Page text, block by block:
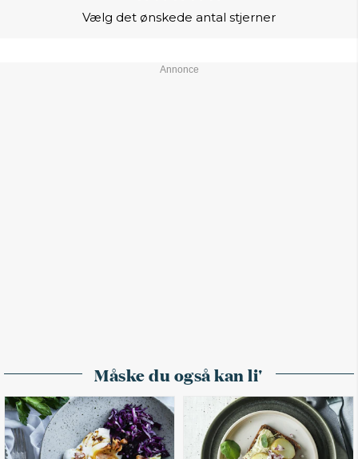
Vælg det ønskede antal stjerner
Måske du også kan li'